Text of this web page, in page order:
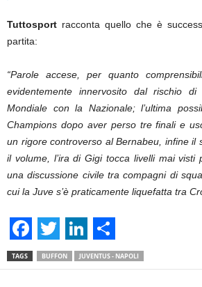
Tuttosport racconta quello che è
partita:
“Parole accese, per quanto
evidentemente innervosito dal rischio
Mondiale con la Nazionale; l’ultima
Champions dopo aver perso tre finali e
un rigore controverso al Bernabeu, infine il
il volume, l’ira di Gigi tocca livelli mai
una discussione civile tra compagni di
cui la Juve s’è praticamente liquefatta tra
F
a
T
w
L
i
S
h
TAGS BUFFON JUVENTUS - NAPOLI